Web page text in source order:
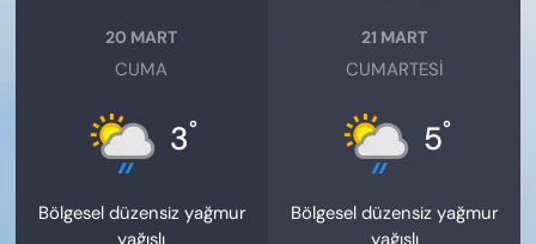
20 MART
CUMA
3°
Bölgesel düzensiz yağmur
21 MART
CUMARTESI
5°
Bölgesel düzensiz yağmur